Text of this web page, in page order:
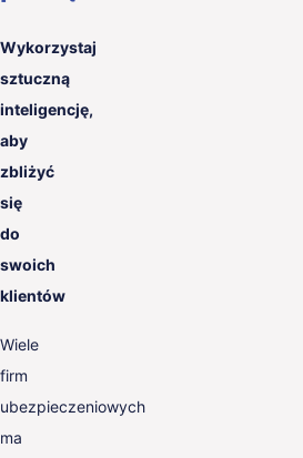
Wykorzystaj
sztuczną
inteligencję,
aby
zbliżyć
się
do
swoich
klientów
Wiele
firm
ubezpieczeniowych
ma